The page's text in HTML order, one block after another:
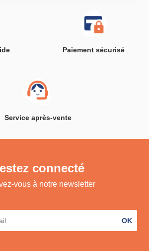
Paiement sécurisé
Service après-vente
connecté
vous à notre newsletter
OK